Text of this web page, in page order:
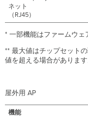
ネット
（RJ45）
* 一部機能はファームウェ
** 最大値はチップセット
値を超える場合があります
屋外用 AP
機能